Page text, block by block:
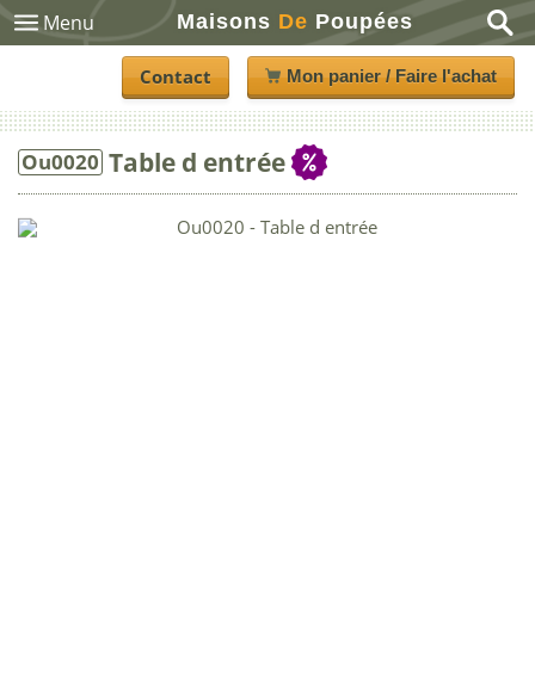
Menu Maisons De Poupées
Contact Mon panier / Faire l'achat
Ou0020 Table d entrée